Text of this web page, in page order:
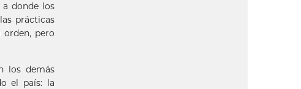
a donde los
prácticas
orden, pero
los demás
el país: la